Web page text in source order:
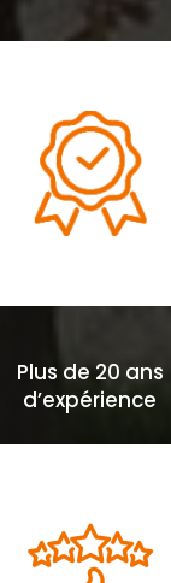
Plus de 20 ans
d’expérience